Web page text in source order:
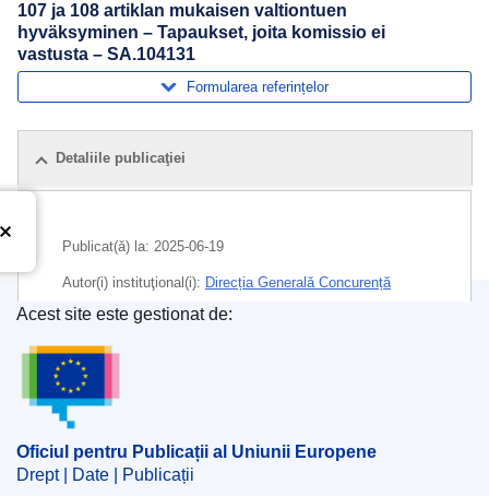
107 ja 108 artiklan mukaisen valtiontuen
hyväksyminen – Tapaukset, joita komissio ei
vastusta – SA.104131
Formularea referințelor
Detaliile publicaţiei
Publicat(ă) la: 2025-06-19
Autor(i) instituţional(i): Direcția Generală Concurență
(Comisia Europeană), Comisia Europeană
Subiecte:
ajutorului de stat
CELEX : 52025AS104131
ELI :C/2025/3363/oj
Oficiul pentru Publicații al Uniunii Europene
Acest site este gestionat de:
Oficiul pentru Publicații al Uniunii Europene
Drept | Date | Publicații